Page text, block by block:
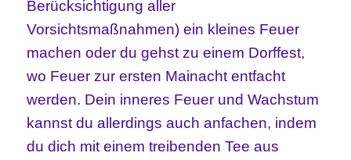
Berücksichtigung aller
Vorsichtsmaßnahmen) ein kleines Feuer
machen oder du gehst zu einem Dorffest,
wo Feuer zur ersten Mainacht entfacht
werden. Dein inneres Feuer und Wachstum
kannst du allerdings auch anfachen, indem
du dich mit einem treibenden Tee aus